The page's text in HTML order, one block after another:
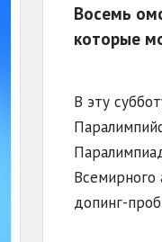
Восемь
которые
В эту
Всемирного
допинг-